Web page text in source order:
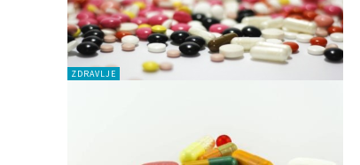
ZDRAVLJE